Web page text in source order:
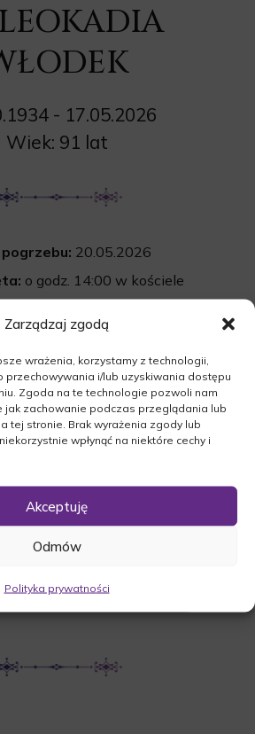
Zarządzaj zgodą
wrażenia, korzystamy z technologii,
przechowywania i/lub uzyskiwania dostępu
Zgoda na te technologie pozwoli nam
jak zachowanie podczas przeglądania lub
tej stronie. Brak wyrażenia zgody lub
wpłynąć na niektóre cechy i
Akceptuję
Odmów
Polityka prywatności
- 17.05.2026
Wiek: 91 lat
20.05.2026
o godz. 14:00 w kościele
66-210 Rogoziniec
Uroczystość pogrzebowa
po mszy św. na cmentarzu
w Rogozińcu.
66-210 Rogoziniec
POWIADOMIENIE SMS